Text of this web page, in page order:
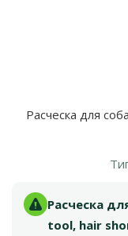
Расческа для
Расческа
tool, hair